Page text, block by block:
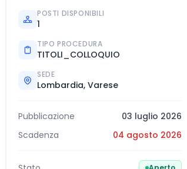
POSTI DISPONIBILI
1
TIPO PROCEDURA
TITOLI_COLLOQUIO
SEDE
Lombardia, Varese
Pubblicazione
03 luglio 2026
Scadenza
04 agosto 2026